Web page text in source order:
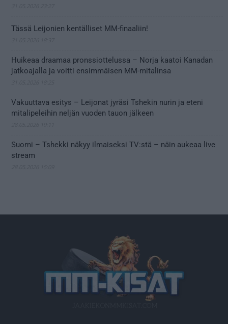
Tässä Leijonien kentälliset MM-finaaliin!
Huikeaa draamaa pronssiottelussa – Norja kaatoi Kanadan
jatkoajalla ja voitti ensimmäisen MM-mitalinsa
Vakuuttava esitys – Leijonat jyräsi Tshekin nurin ja eteni
mitalipeleihin neljän vuoden tauon jälkeen
Suomi – Tshekki näkyy ilmaiseksi TV:stä – näin aukeaa live
stream